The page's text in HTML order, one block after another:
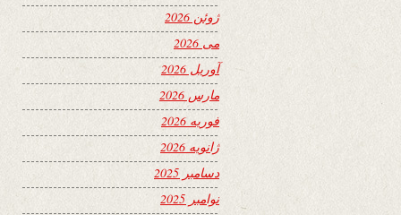
ژوئن 2026
می 2026
آوریل 2026
مارس 2026
فوریه 2026
ژانویه 2026
دسامبر 2025
نوامبر 2025